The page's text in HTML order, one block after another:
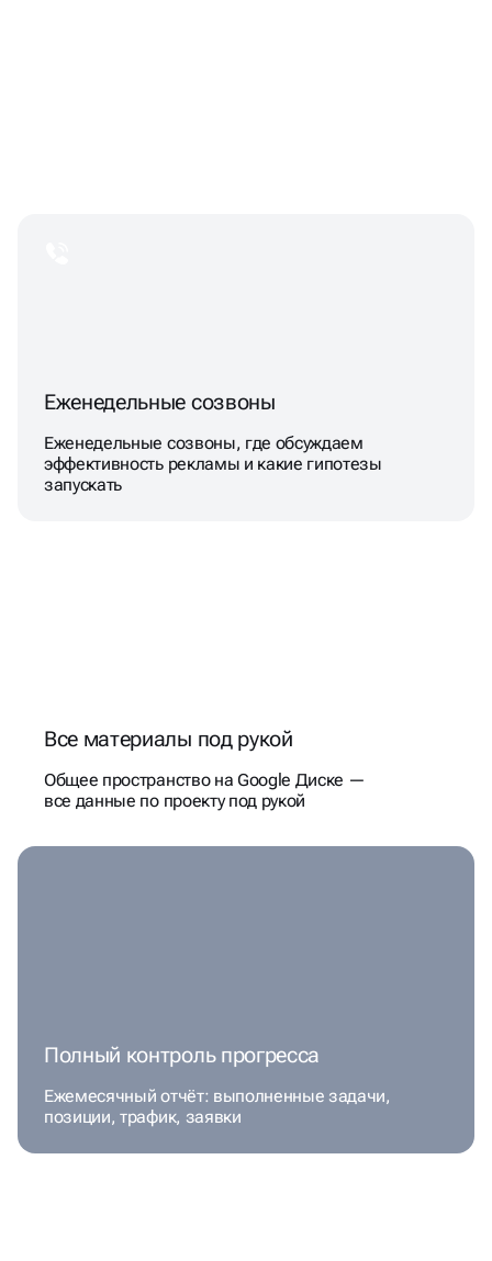
Еженедельные созвоны
Еженедельные созвоны, где обсуждаем
эффективность рекламы и какие гипотезы
запускать
Все материалы под рукой
Общее пространство на Google Диске —
все данные по проекту под рукой
Полный контроль прогресса
Ежемесячный отчёт: выполненные задачи,
позиции, трафик, заявки